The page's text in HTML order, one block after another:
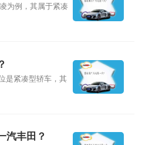
为例，其属于紧凑
是紧凑型轿车，其
汽丰田？